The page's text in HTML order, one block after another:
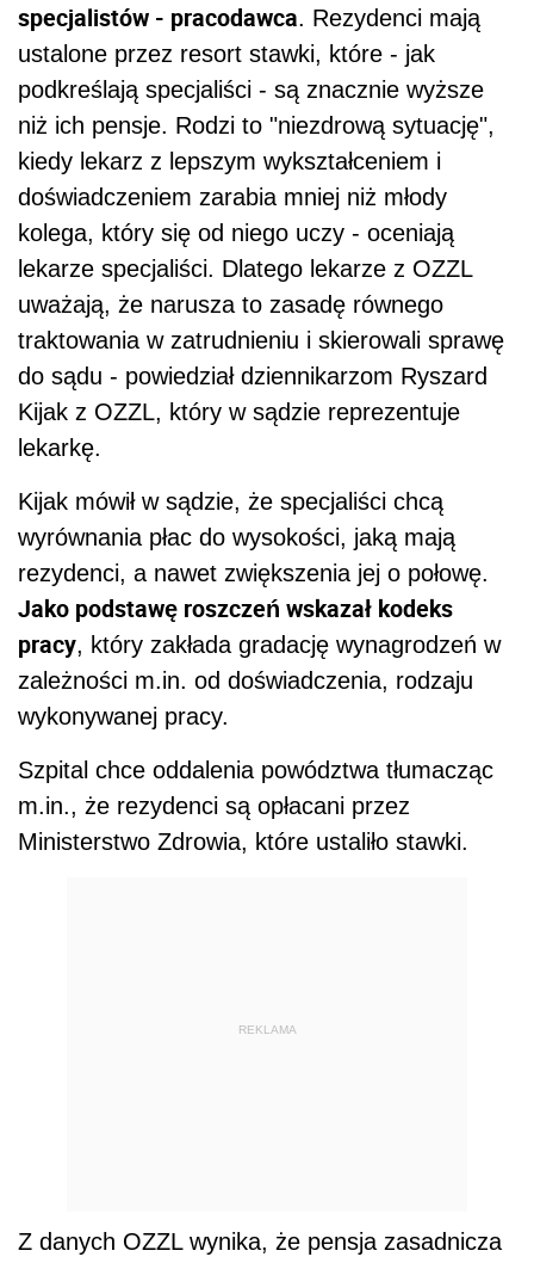
specjalistów - pracodawca. Rezydenci mają
ustalone przez resort stawki, które - jak
podkreślają specjaliści - są znacznie wyższe
niż ich pensje. Rodzi to "niezdrową sytuację",
kiedy lekarz z lepszym wykształceniem i
doświadczeniem zarabia mniej niż młody
kolega, który się od niego uczy - oceniają
lekarze specjaliści. Dlatego lekarze z OZZL
uważają, że narusza to zasadę równego
traktowania w zatrudnieniu i skierowali sprawę
do sądu - powiedział dziennikarzom Ryszard
Kijak z OZZL, który w sądzie reprezentuje
lekarkę.
Kijak mówił w sądzie, że specjaliści chcą
wyrównania płac do wysokości, jaką mają
rezydenci, a nawet zwiększenia jej o połowę.
Jako podstawę roszczeń wskazał kodeks
pracy, który zakłada gradację wynagrodzeń w
zależności m.in. od doświadczenia, rodzaju
wykonywanej pracy.
Szpital chce oddalenia powództwa tłumacząc
m.in., że rezydenci są opłacani przez
Ministerstwo Zdrowia, które ustaliło stawki.
REKLAMA
Z danych OZZL wynika, że pensja zasadnicza